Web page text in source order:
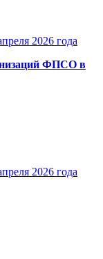
2026 года
ФПСО в
2026 года